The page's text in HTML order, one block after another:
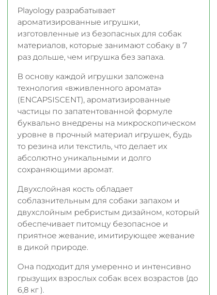
Playology разрабатывает
ароматизированные игрушки,
изготовленные из безопасных для собак
материалов, которые занимают собаку в 7
раз дольше, чем игрушка без запаха.
В основу каждой игрушки заложена
технология «вживленного аромата»
(ENCAPSISCENT), ароматизированные
частицы по запатентованной формуле
буквально внедрены на микроскопическом
уровне в прочный материал игрушек, будь
то резина или текстиль, что делает их
абсолютно уникальными и долго
сохраняющими аромат.
Двухслойная кость обладает
соблазнительным для собаки запахом и
двухслойным ребристым дизайном, который
обеспечивает питомцу безопасное и
приятное жевание, имитирующее жевание
в дикой природе.
Она подходит для умеренно и интенсивно
грызущих взрослых собак всех возрастов (до
6,8 кг ).